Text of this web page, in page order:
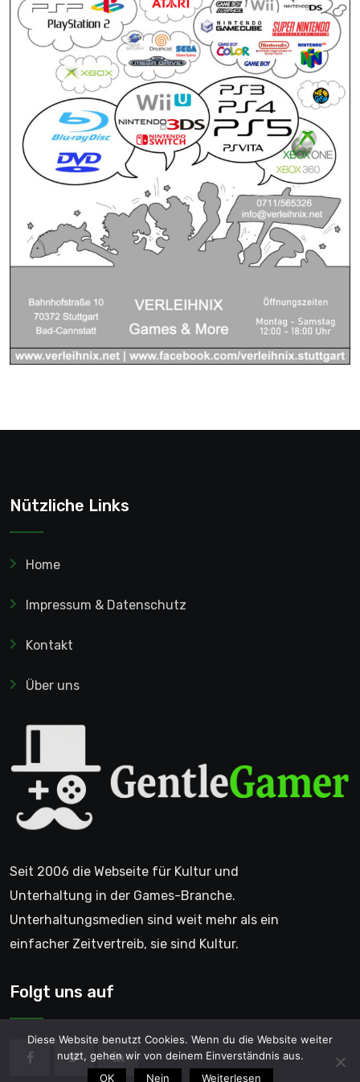
Nützliche Links
Home
Impressum & Datenschutz
Kontakt
Über uns
Seit 2006 die Webseite für Kultur und
Unterhaltung in der Games-Branche.
Unterhaltungsmedien sind weit mehr als ein
einfacher Zeitvertreib, sie sind Kultur.
Folgt uns auf
Diese Website benutzt Cookies. Wenn du die Website weiter
nutzt, gehen wir von deinem Einverständnis aus.
OK
Nein Weiterlesen